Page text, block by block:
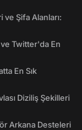
ve Şifa Alanları:
Twitter'da En
En Sık
Diziliş Şekilleri
Arkana Desteleri